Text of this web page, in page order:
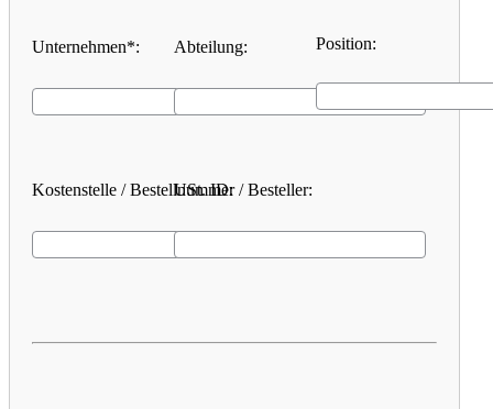
Unternehmen*: Abteilung: Position:
Kostenstelle / Bestellnummer / Besteller:
USt. ID: